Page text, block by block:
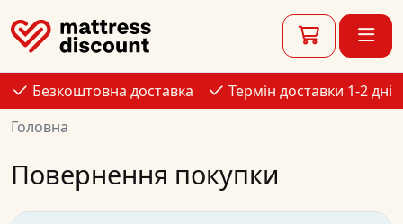
Безкоштовна доставка
Термін доставки 1-2 дні
Головна
Повернення покупки